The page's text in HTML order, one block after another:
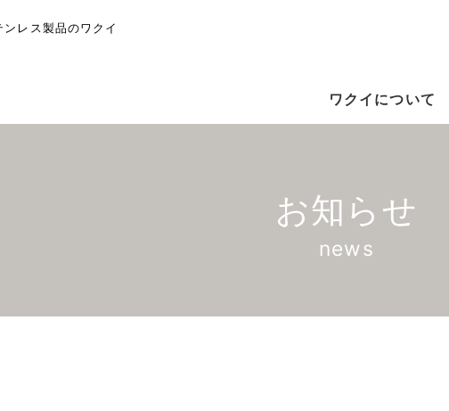
ンレス製品のワクイ
ワクイについて
お知らせ
news